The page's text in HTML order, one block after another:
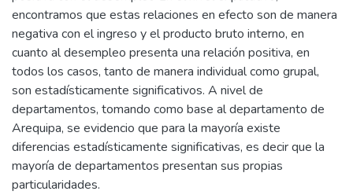
encontramos que estas relaciones en efecto son de manera
negativa con el ingreso y el producto bruto interno, en
cuanto al desempleo presenta una relación positiva, en
todos los casos, tanto de manera individual como grupal,
son estadísticamente significativos. A nivel de
departamentos, tomando como base al departamento de
Arequipa, se evidencio que para la mayoría existe
diferencias estadísticamente significativas, es decir que la
mayoría de departamentos presentan sus propias
particularidades.